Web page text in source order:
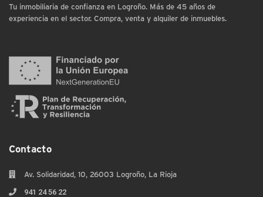
Tu inmobiliaria de confianza en Logroño. Más de 45 años de
experiencia en el sector. Compra, venta y alquiler de inmuebles.
Contacto
Av. Solidaridad, 10, 26003 Logroño, La Rioja
941 24 56 22